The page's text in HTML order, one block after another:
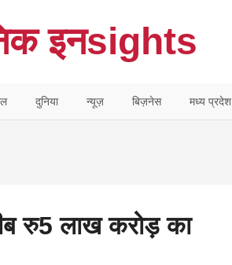
इनsights
दुनिया न्यूज़ बिज़नेस मध्य प्रदेश
रु5 लाख करोड़ का